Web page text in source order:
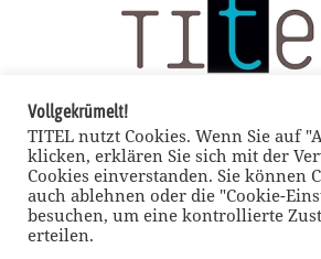
Vollgekrümelt!
TITEL nutzt Cookies. Wenn Sie auf
klicken, erklären Sie sich mit der
Cookies einverstanden. Sie können
auch ablehnen oder die "Cookie-
besuchen, um eine kontrollierte
erteilen.